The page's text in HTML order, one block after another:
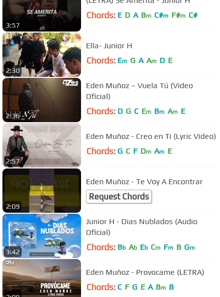
3:57
Chords: E D A Bm C#m F#m C#
2:30
Ella- Junior H
Chords: Em G A Am D E
2:36
Eden Muñoz – Vuela Tú (Video
Oficial)
Chords: D G C Em Bm Am E
2:57
Eden Muñoz - Creo en Ti (Lyric Video)
Chords: G C F Dm Am E
2:09
Eden Muñoz - Te Voy A Encontrar
Request Chords
3:42
Junior H - Dias Nublados (Audio
Oficial)
Chords: Bb Ab Eb Cm Fm B Gm
Eden Muñoz - Provocame (LETRA)
Chords: C F G E A Bm B